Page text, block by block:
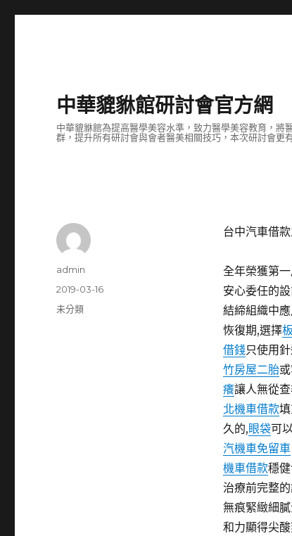
中華貔貅館研討會官方網
中華貔貅館為提高醫學美容水準，致力醫學美容教育，
群，提升所有研討會與會者醫美相關技巧，本次研討會更
台中汽車借
全年榮獲第
安心委任的
結締組織中
恢復期,選擇
借錢只使用
竹房屋二胎
癢讓人無從
北機車借款
久的,眼袋可
汽機車免留車
機車借款穩
治療前完整
無痕緊緻細
和力顯得尖
作
admin
發
佈
2019-03-16
分
未分類